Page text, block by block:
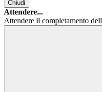
Chiudi
Attendere...
Attendere il completamento